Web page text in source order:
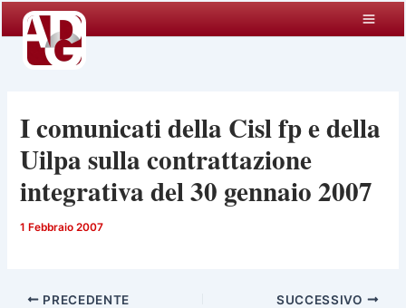
contenuto
I comunicati della Cisl fp e della
Uilpa sulla contrattazione
integrativa del 30 gennaio 2007
1 Febbraio 2007
PRECEDENTE SUCCESSIVO